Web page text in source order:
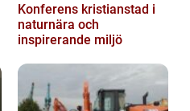
Konferens kristianstad i
naturnära och
inspirerande miljö